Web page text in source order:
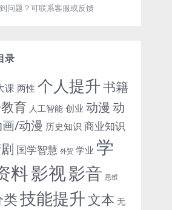
问题？可联系客服或反馈
录
课 两性 个人提升书籍
育 人工智能 创业 动漫 动
/动漫 历史知识 商业知识
国学智慧 外贸 学业 学
料影视影音 思维
技能提升文本 无